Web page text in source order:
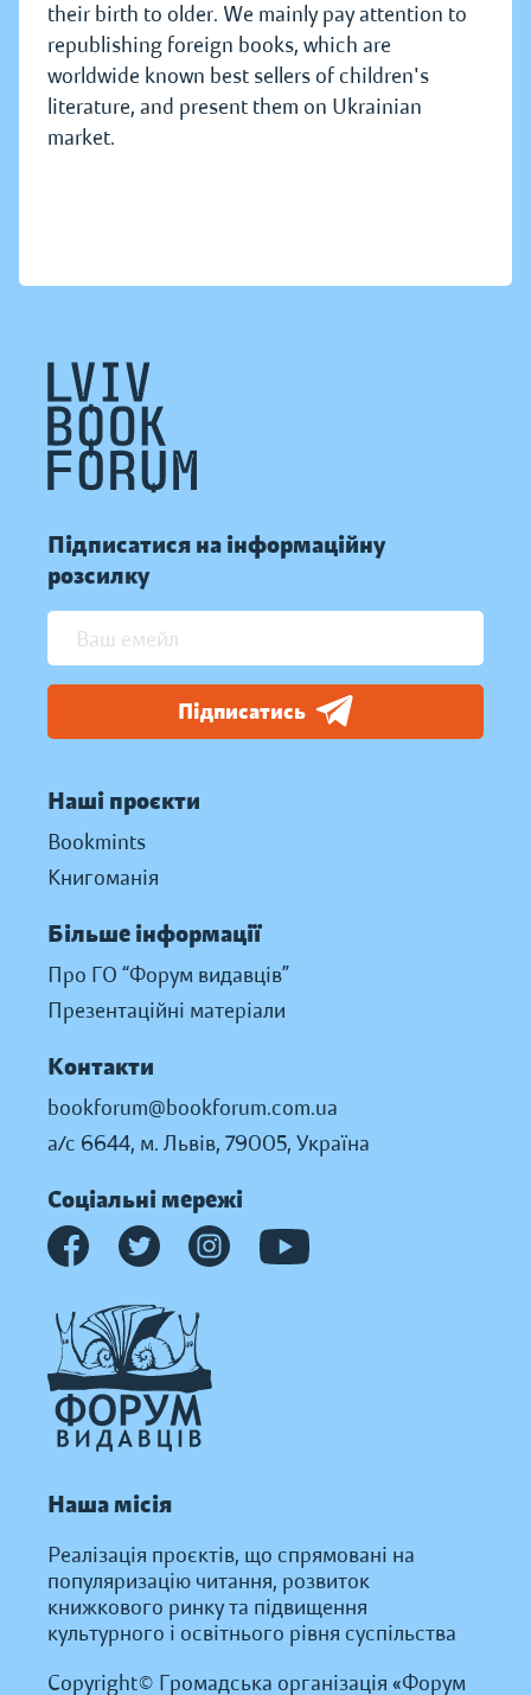
their birth to older. We mainly pay attention to
republishing foreign books, which are
worldwide known best sellers of children's
literature, and present them on Ukrainian
market.
Підписатися на інформаційну
розсилку
Підписатись
Наші проєкти
Bookmints
Книгоманія
Більше інформації
Про ГО “Форум видавців”
Презентаційні матеріали
Контакти
bookforum@bookforum.com.ua
а/с 6644, м. Львів, 79005, Україна
Соціальні мережі
Наша місія
Реалізація проєктів, що спрямовані на
популяризацію читання, розвиток
книжкового ринку та підвищення
культурного і освітнього рівня суспільства
Copyright© Громадська організація «Форум